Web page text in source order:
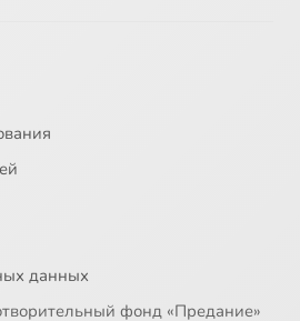
данных
фонд «Предание»